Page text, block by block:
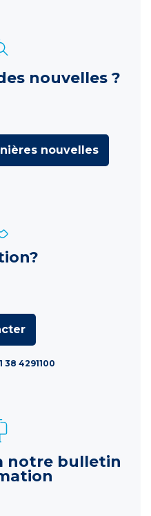
nouvelles ?
nouvelles
38 4291100
notre bulletin